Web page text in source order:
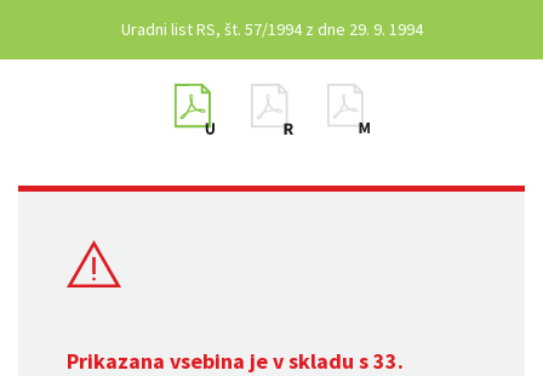
Uradni list RS, št. 57/1994 z dne 29. 9. 1994
Prikazana vsebina je v skladu s 33.